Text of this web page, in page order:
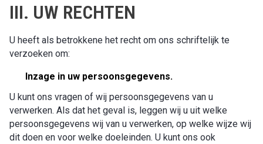
III. UW RECHTEN
U heeft als betrokkene het recht om ons schriftelijk te
verzoeken om:
Inzage in uw persoonsgegevens.
U kunt ons vragen of wij persoonsgegevens van u
verwerken. Als dat het geval is, leggen wij u uit welke
persoonsgegevens wij van u verwerken, op welke wijze wij
dit doen en voor welke doeleinden. U kunt ons ook